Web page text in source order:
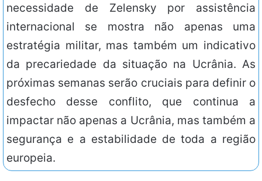
necessidade de Zelensky por assistência
internacional se mostra não apenas uma
estratégia militar, mas também um indicativo
da precariedade da situação na Ucrânia. As
próximas semanas serão cruciais para definir o
desfecho desse conflito, que continua a
impactar não apenas a Ucrânia, mas também a
segurança e a estabilidade de toda a região
europeia.